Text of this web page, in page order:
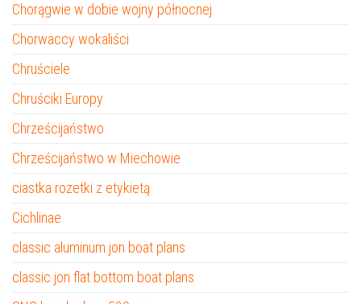
Chorągwie w dobie wojny północnej
Chorwaccy wokaliści
Chruściele
Chruściki Europy
Chrześcijaństwo
Chrześcijaństwo w Miechowie
ciastka rozetki z etykietą
Cichlinae
classic aluminum jon boat plans
classic jon flat bottom boat plans